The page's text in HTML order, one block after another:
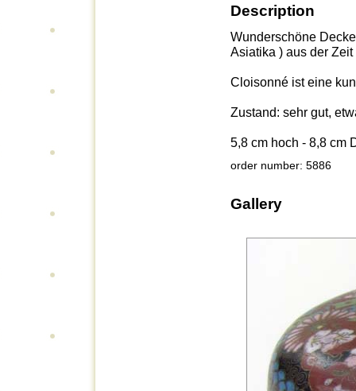
Description
Wunderschöne
Asiatika ) aus der
Cloisonné ist eine
Zustand: sehr gut,
5,8 cm hoch - 8,8 cm
order number: 5886
Gallery